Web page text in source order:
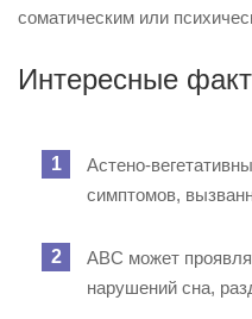
соматическим или
Интересные
Астено-
симптомов,
АВС может
нарушений сна,